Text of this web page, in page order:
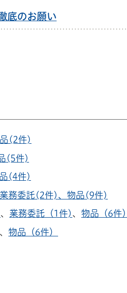
底のお願い
(2件)
(5件)
(4件)
業務委託(2件)、 物品(9件)
、 業務委託（1件) 、 物品（6件）
、 物品（6件）